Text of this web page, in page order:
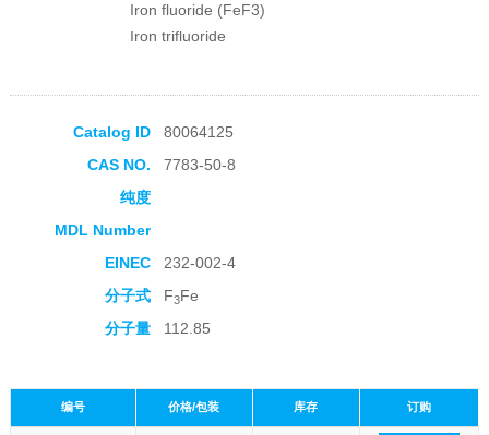
收藏产品
Iron fluoride (FeF3)
Iron trifluoride
Catalog ID
80064125
CAS NO.
7783-50-8
纯度
MDL Number
EINEC
232-002-4
分子式
F3Fe
分子量
112.85
编号 价格/包装 库存 订购